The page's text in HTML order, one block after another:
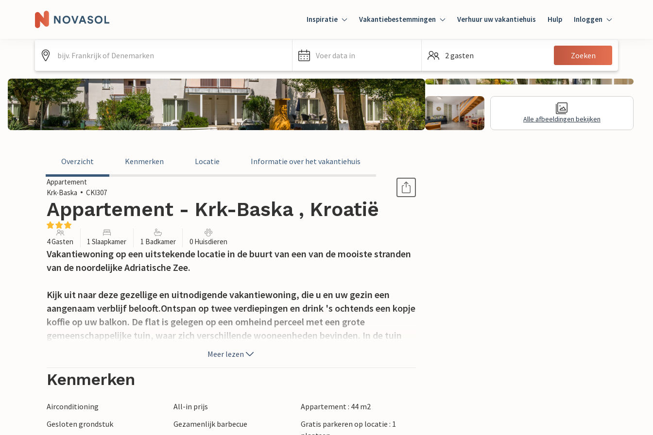
Inspiratie Vakantiebestemmingen Verhuur uw vakantiehuis Hulp Inloggen
Inloggen
Gast
Voer data in 2 gasten Zoeken
Alle afbeeldingen bekijken
Overzicht Kenmerken Locatie Informatie over het vakantiehuis
Appartement
Krk-Baska
CKI307
Appartement - Krk-Baska , Kroatië
4 Gasten 1 Slaapkamer 1 Badkamer 0 Huisdieren
Vakantiewoning op een uitstekende locatie in de buurt van een van de mooiste stranden
van de noordelijke Adriatische Zee.
Kijk uit naar deze gezellige en uitnodigende vakantiewoning, die u en uw gezin een
aangenaam verblijf belooft.Ontspan op twee verdiepingen en drink 's ochtends een kopje
koffie op uw balkon. De flat is gelegen op een omheind perceel met een grote
gemeenschappelijke tuin, waar zich verschillende wooneenheden bevinden. In de tuin
heb je de mogelijkheid om gebruik te maken van een gemeenschappelijke barbecue en
en glijbanen. Met zijn grootte en faciliteiten is het appartement ideaal voor een gezin
de beschutte baai van Baska, op slechts een paar minuten lopen van de accommodatie.
Meer lezen
Kenmerken
Airconditioning All-in prijs
Appartement : 44 m2
Gesloten grondstuk
Gezamenlijk barbecue
Gratis parkeren op locatie : 1